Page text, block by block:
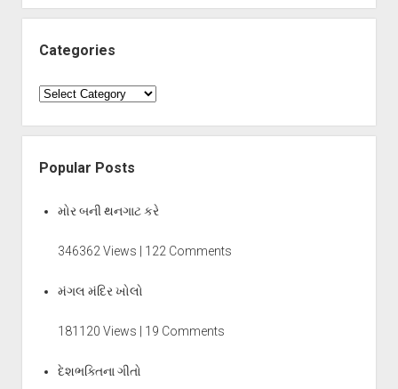
Categories
Categories
Popular Posts
મોર બની થનગાટ કરે
346362 Views | 122 Comments
મંગલ મંદિર ખોલો
181120 Views | 19 Comments
દેશભક્તિના ગીતો